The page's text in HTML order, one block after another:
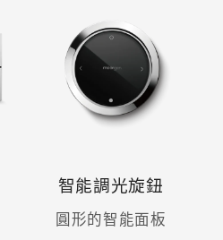
智能調光旋鈕
圓形的智能面板